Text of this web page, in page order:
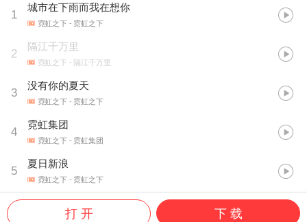
1
城市在下雨而我在想你
霓虹之下 - 霓虹之下
2
隔江千万里
霓虹之下 - 隔江千万里
3
没有你的夏天
霓虹之下 - 霓虹之下
4
霓虹集团
霓虹之下 - 霓虹集团
5
夏日新浪
霓虹之下 - 霓虹之下
打 开 下 载